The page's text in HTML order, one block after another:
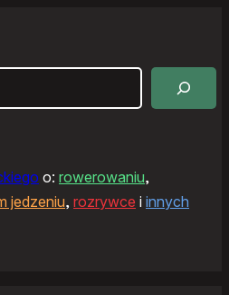
o: rowerowaniu,
jedzeniu, rozrywce i innych